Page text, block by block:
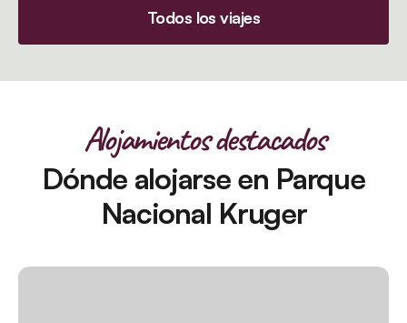
Todos los viajes
Alojamientos destacados
Dónde alojarse en Parque
Nacional Kruger